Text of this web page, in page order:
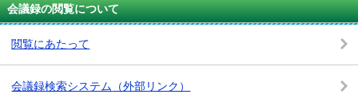
会議録の閲覧について
閲覧にあたって
会議録検索システム （外部リンク）